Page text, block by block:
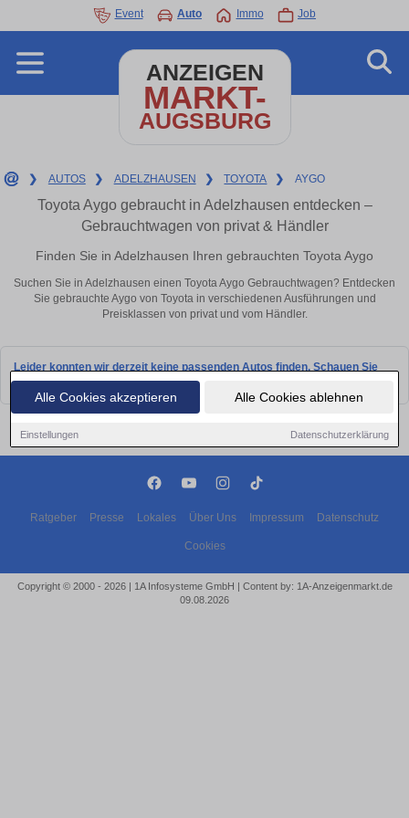
Alle Cookies akzeptieren Alle Cookies ablehnen
Einstellungen Datenschutzerklärung
Event Auto Immo Job
ANZEIGEN
MARKT-
AUGSBURG
❯ AUTOS ❯ ADELZHAUSEN ❯ TOYOTA ❯ AYGO
Toyota Aygo gebraucht in Adelzhausen entdecken –
Gebrauchtwagen von privat & Händler
Finden Sie in Adelzhausen Ihren gebrauchten Toyota Aygo
Suchen Sie in Adelzhausen einen Toyota Aygo Gebrauchtwagen? Entdecken
Sie gebrauchte Aygo von Toyota in verschiedenen Ausführungen und
Preisklassen von privat und vom Händler.
Leider konnten wir derzeit keine passenden Autos finden. Schauen Sie
bald wieder vorbei!
Ratgeber Presse Lokales Über Uns Impressum Datenschutz
Cookies
Copyright © 2000 - 2026 | 1A Infosysteme GmbH | Content by: 1A-Anzeigenmarkt.de
09.08.2026